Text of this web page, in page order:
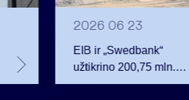
2026 06 23
EIB ir „Swedbank“
užtikrino 200,75 mln.
eurų finansavimą